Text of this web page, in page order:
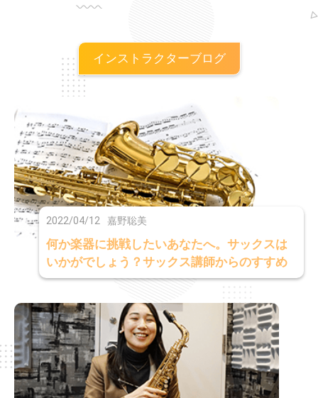
インストラクターブログ
2022/04/12 嘉野聡美
何か楽器に挑戦したいあなたへ。サックスは
いかがでしょう？サックス講師からのすすめ